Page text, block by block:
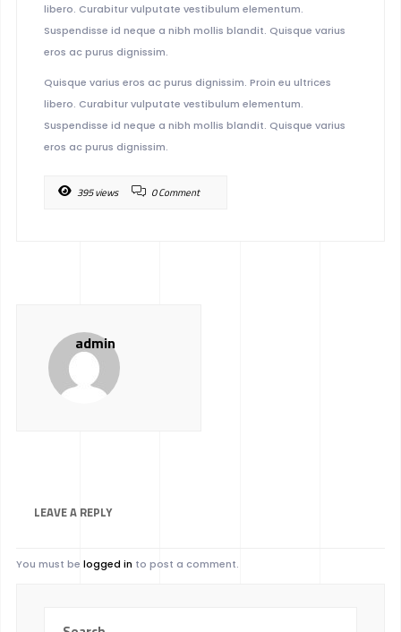
libero. Curabitur vulputate vestibulum elementum.
Suspendisse id neque a nibh mollis blandit. Quisque varius
eros ac purus dignissim.
Quisque varius eros ac purus dignissim. Proin eu ultrices
libero. Curabitur vulputate vestibulum elementum.
Suspendisse id neque a nibh mollis blandit. Quisque varius
eros ac purus dignissim.
395 views 0 Comment
admin
LEAVE A REPLY
You must be logged in to post a comment.